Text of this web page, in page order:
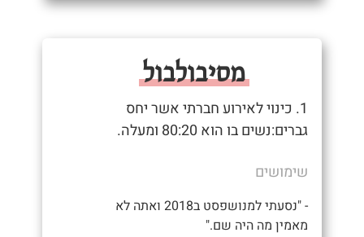
מסיבולבול
1. כינוי לאירוע חברתי אשר יחס
גברים:נשים בו הוא 80:20 ומעלה.
שימושים
- "נסעתי למנושפסט ב2018 ואתה לא
מאמין מה היה שם."